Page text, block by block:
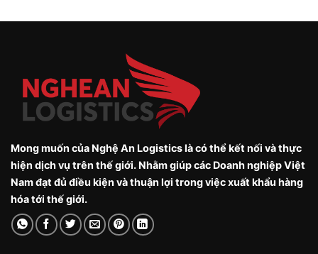
Mong muốn của Nghệ An Logistics là có thể kết nối và thực
hiện dịch vụ trên thế giới. Nhằm giúp các Doanh nghiệp Việt
Nam đạt đủ điều kiện và thuận lợi trong việc xuất khẩu hàng
hóa tới thế giới.